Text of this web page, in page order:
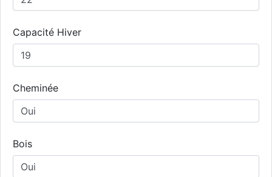
Capacité Hiver
Cheminée
Bois